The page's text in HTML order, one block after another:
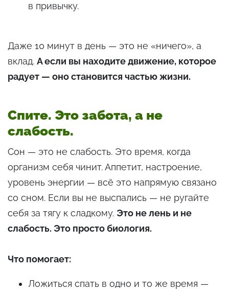
в привычку.
Даже 10 минут в день — это не «ничего», а
вклад. А если вы находите движение, которое
радует — оно становится частью жизни.
Спите. Это забота, а не
слабость.
Сон — это не слабость. Это время, когда
организм себя чинит. Аппетит, настроение,
уровень энергии — всё это напрямую связано
со сном. Если вы не выспались — не ругайте
себя за тягу к сладкому. Это не лень и не
слабость. Это просто биология.
Что помогает:
Ложиться спать в одно и то же время —